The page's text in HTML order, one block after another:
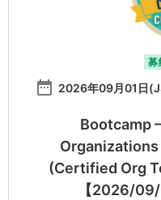
募
date_range 2026年09月01日
Bootcamp
(Certified Org
【2026/